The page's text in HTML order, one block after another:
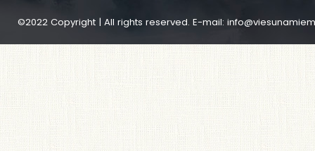
©2022 Copyright | All rights reserved. E-mail: